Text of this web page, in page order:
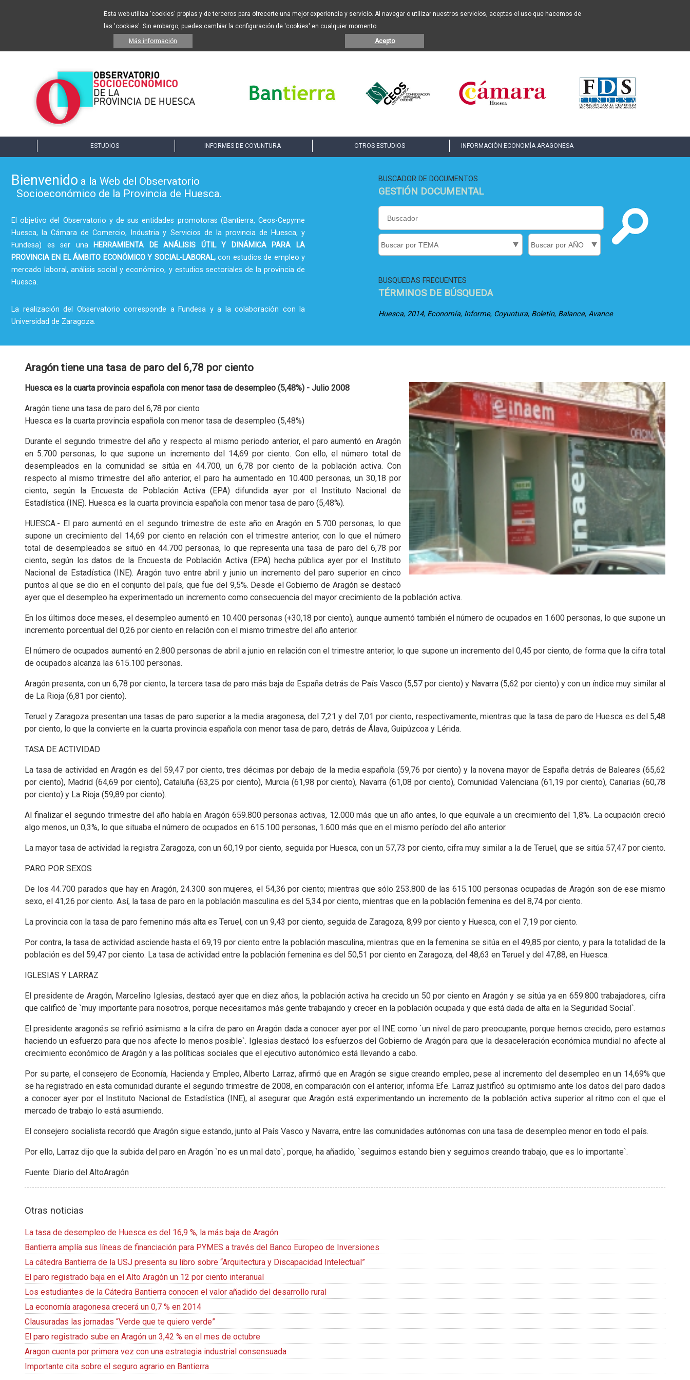
Esta web utiliza 'cookies' propias y de terceros para ofrecerte una mejor experiencia y servicio. Al navegar o utilizar nuestros servicios, aceptas el uso que hacemos de
las 'cookies'. Sin embargo, puedes cambiar la configuración de 'cookies' en cualquier momento.
Más información Acepto
ESTUDIOS INFORMES DE COYUNTURA OTROS ESTUDIOS INFORMACIÓN ECONOMÍA ARAGONESA
Bienvenido a la Web del Observatorio
Socioeconómico de la Provincia de Huesca.
El objetivo del Observatorio y de sus entidades promotoras (Bantierra, Ceos-Cepyme
Huesca, la Cámara de Comercio, Industria y Servicios de la provincia de Huesca, y
Fundesa) es ser una
HERRAMIENTA DE ANÁLISIS ÚTIL Y DINÁMICA PARA LA
PROVINCIA EN EL ÁMBITO ECONÓMICO Y SOCIAL-LABORAL,con estudios de empleo y
mercado laboral, análisis social y económico, y estudios sectoriales de la provincia de
Huesca.
La realización del Observatorio corresponde a Fundesa y a la colaboración con la
Universidad de Zaragoza.
BUSCADOR DE DOCUMENTOS
GESTIÓN DOCUMENTAL
BUSQUEDAS FRECUENTES
TÉRMINOS DE BÚSQUEDA
Huesca, 2014, Economía, Informe, Coyuntura, Boletín, Balance, Avance
Aragón tiene una tasa de paro del 6,78 por ciento
Huesca es la cuarta provincia española con menor tasa de desempleo (5,48%) - Julio 2008
Aragón tiene una tasa de paro del 6,78 por ciento
Huesca es la cuarta provincia española con menor tasa de desempleo (5,48%)
Durante el segundo trimestre del año y respecto al mismo periodo anterior, el paro aumentó en Aragón
en 5.700 personas, lo que supone un incremento del 14,69 por ciento. Con ello, el número total de
desempleados en la comunidad se sitúa en 44.700, un 6,78 por ciento de la población activa. Con
respecto al mismo trimestre del año anterior, el paro ha aumentado en 10.400 personas, un 30,18 por
ciento, según la Encuesta de Población Activa (EPA) difundida ayer por el Instituto Nacional de
Estadística (INE). Huesca es la cuarta provincia española con menor tasa de paro (5,48%).
HUESCA.- El paro aumentó en el segundo trimestre de este año en Aragón en 5.700 personas, lo que
supone un crecimiento del 14,69 por ciento en relación con el trimestre anterior, con lo que el número
total de desempleados se situó en 44.700 personas, lo que representa una tasa de paro del 6,78 por
ciento, según los datos de la Encuesta de Población Activa (EPA) hecha pública ayer por el Instituto
Nacional de Estadística (INE). Aragón tuvo entre abril y junio un incremento del paro superior en cinco
puntos al que se dio en el conjunto del país, que fue del 9,5%. Desde el Gobierno de Aragón se destacó
ayer que el desempleo ha experimentado un incremento como consecuencia del mayor crecimiento de la población activa.
En los últimos doce meses, el desempleo aumentó en 10.400 personas (+30,18 por ciento), aunque aumentó también el número de ocupados en 1.600 personas, lo que supone un
incremento porcentual del 0,26 por ciento en relación con el mismo trimestre del año anterior.
El número de ocupados aumentó en 2.800 personas de abril a junio en relación con el trimestre anterior, lo que supone un incremento del 0,45 por ciento, de forma que la cifra total
de ocupados alcanza las 615.100 personas.
Aragón presenta, con un 6,78 por ciento, la tercera tasa de paro más baja de España detrás de País Vasco (5,57 por ciento) y Navarra (5,62 por ciento) y con un índice muy similar al
de La Rioja (6,81 por ciento).
Teruel y Zaragoza presentan una tasas de paro superior a la media aragonesa, del 7,21 y del 7,01 por ciento, respectivamente, mientras que la tasa de paro de Huesca es del 5,48
por ciento, lo que la convierte en la cuarta provincia española con menor tasa de paro, detrás de Álava, Guipúzcoa y Lérida.
TASA DE ACTIVIDAD
La tasa de actividad en Aragón es del 59,47 por ciento, tres décimas por debajo de la media española (59,76 por ciento) y la novena mayor de España detrás de Baleares (65,62
por ciento), Madrid (64,69 por ciento), Cataluña (63,25 por ciento), Murcia (61,98 por ciento), Navarra (61,08 por ciento), Comunidad Valenciana (61,19 por ciento), Canarias (60,78
por ciento) y La Rioja (59,89 por ciento).
Al finalizar el segundo trimestre del año había en Aragón 659.800 personas activas, 12.000 más que un año antes, lo que equivale a un crecimiento del 1,8%. La ocupación creció
algo menos, un 0,3%, lo que situaba el número de ocupados en 615.100 personas, 1.600 más que en el mismo período del año anterior.
La mayor tasa de actividad la registra Zaragoza, con un 60,19 por ciento, seguida por Huesca, con un 57,73 por ciento, cifra muy similar a la de Teruel, que se sitúa 57,47 por ciento.
PARO POR SEXOS
De los 44.700 parados que hay en Aragón, 24.300 son mujeres, el 54,36 por ciento; mientras que sólo 253.800 de las 615.100 personas ocupadas de Aragón son de ese mismo
sexo, el 41,26 por ciento. Así, la tasa de paro en la población masculina es del 5,34 por ciento, mientras que en la población femenina es del 8,74 por ciento.
La provincia con la tasa de paro femenino más alta es Teruel, con un 9,43 por ciento, seguida de Zaragoza, 8,99 por ciento y Huesca, con el 7,19 por ciento.
Por contra, la tasa de actividad asciende hasta el 69,19 por ciento entre la población masculina, mientras que en la femenina se sitúa en el 49,85 por ciento, y para la totalidad de la
población es del 59,47 por ciento. La tasa de actividad entre la población femenina es del 50,51 por ciento en Zaragoza, del 48,63 en Teruel y del 47,88, en Huesca.
IGLESIAS Y LARRAZ
El presidente de Aragón, Marcelino Iglesias, destacó ayer que en diez años, la población activa ha crecido un 50 por ciento en Aragón y se sitúa ya en 659.800 trabajadores, cifra
que calificó de `muy importante para nosotros, porque necesitamos más gente trabajando y crecer en la población ocupada y que está dada de alta en la Seguridad Social`.
El presidente aragonés se refirió asimismo a la cifra de paro en Aragón dada a conocer ayer por el INE como `un nivel de paro preocupante, porque hemos crecido, pero estamos
haciendo un esfuerzo para que nos afecte lo menos posible`. Iglesias destacó los esfuerzos del Gobierno de Aragón para que la desaceleración económica mundial no afecte al
crecimiento económico de Aragón y a las políticas sociales que el ejecutivo autonómico está llevando a cabo.
Por su parte, el consejero de Economía, Hacienda y Empleo, Alberto Larraz, afirmó que en Aragón se sigue creando empleo, pese al incremento del desempleo en un 14,69% que
se ha registrado en esta comunidad durante el segundo trimestre de 2008, en comparación con el anterior, informa Efe. Larraz justificó su optimismo ante los datos del paro dados
a conocer ayer por el Instituto Nacional de Estadística (INE), al asegurar que Aragón está experimentando un incremento de la población activa superior al ritmo con el que el
mercado de trabajo lo está asumiendo.
El consejero socialista recordó que Aragón sigue estando, junto al País Vasco y Navarra, entre las comunidades autónomas con una tasa de desempleo menor en todo el país.
Por ello, Larraz dijo que la subida del paro en Aragón `no es un mal dato`, porque, ha añadido, `seguimos estando bien y seguimos creando trabajo, que es lo importante`.
Fuente: Diario del AltoAragón
Otras noticias
La tasa de desempleo de Huesca es del 16,9 %, la más baja de Aragón
Bantierra amplía sus líneas de financiación para PYMES a través del Banco Europeo de Inversiones
La cátedra Bantierra de la USJ presenta su libro sobre “Arquitectura y Discapacidad Intelectual”
El paro registrado baja en el Alto Aragón un 12 por ciento interanual
Los estudiantes de la Cátedra Bantierra conocen el valor añadido del desarrollo rural
La economía aragonesa crecerá un 0,7 % en 2014
Clausuradas las jornadas “Verde que te quiero verde”
El paro registrado sube en Aragón un 3,42 % en el mes de octubre
Aragon cuenta por primera vez con una estrategia industrial consensuada
Importante cita sobre el seguro agrario en Bantierra